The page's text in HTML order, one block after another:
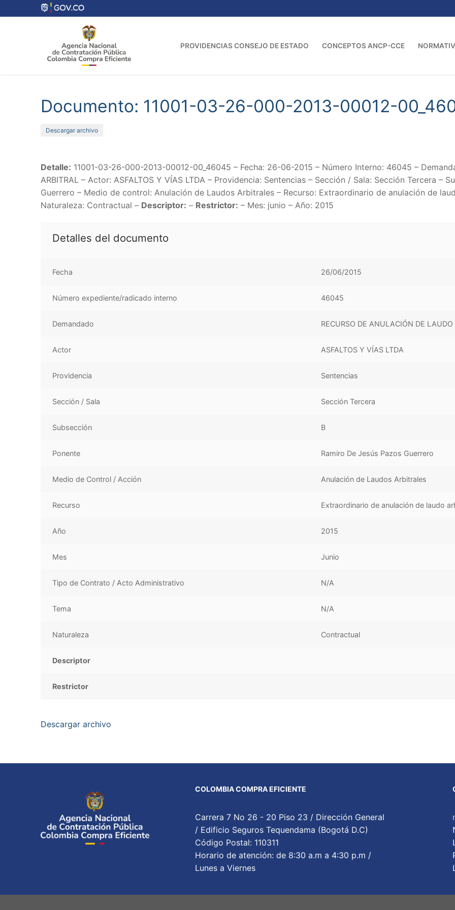
al
PROVIDENCIAS CONSEJO DE ESTADO CONCEPTOS ANCP-CCE
Documento: 11001-03-26-000-2013-00012-
Descargar archivo
Detalle: 11001-03-26-000-2013-00012-00_46045 – Fecha: 26-06-2015 – Número Interno: 46045 –
ARBITRAL – Actor: ASFALTOS Y VÍAS LTDA – Providencia: Sentencias – Sección / Sala: Sección Tercera –
Guerrero – Medio de control: Anulación de Laudos Arbitrales – Recurso: Extraordinario de anulación de
Naturaleza: Contractual – Descriptor: – Restrictor: – Mes: junio – Año: 2015
Detalles del documento
Fecha 26/06/2015
Número expediente/radicado interno 46045
Demandado RECURSO DE ANULACIÓN DE LAUDO
Actor ASFALTOS Y VÍAS LTDA
Providencia Sentencias
Sección / Sala Sección Tercera
Subsección B
Ponente Ramiro De Jesús Pazos Guerrero
Medio de Control / Acción Anulación de Laudos Arbitrales
Recurso Extraordinario de anulación de laudo
Año 2015
Mes Junio
Tipo de Contrato / Acto Administrativo N/A
Tema N/A
Naturaleza Contractual
Descriptor
Restrictor
Descargar archivo
COLOMBIA COMPRA EFICIENTE
Carrera 7 No 26 - 20 Piso 23 / Dirección General
/ Edificio Seguros Tequendama (Bogotá D.C)
Código Postal: 110311
Horario de atención: de 8:30 a.m a 4:30 p.m /
Lunes a Viernes